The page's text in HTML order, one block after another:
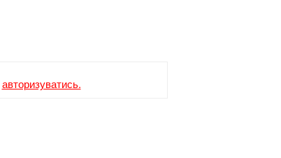
авторизуватись.